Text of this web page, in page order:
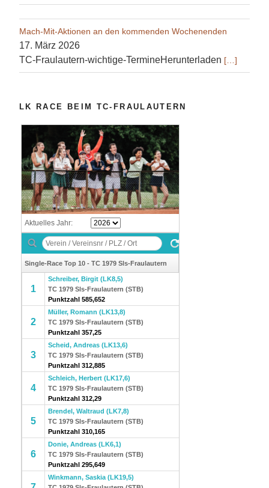
Mach-Mit-Aktionen an den kommenden Wochenenden
17. März 2026
TC-Fraulautern-wichtige-TermineHerunterladen […]
LK RACE BEIM TC-FRAULAUTERN